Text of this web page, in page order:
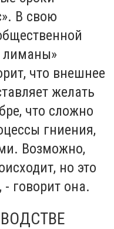
В свою
лиманы»
что внешнее
желать
что сложно
гниения,
Возможно,
но это
- говорит она.